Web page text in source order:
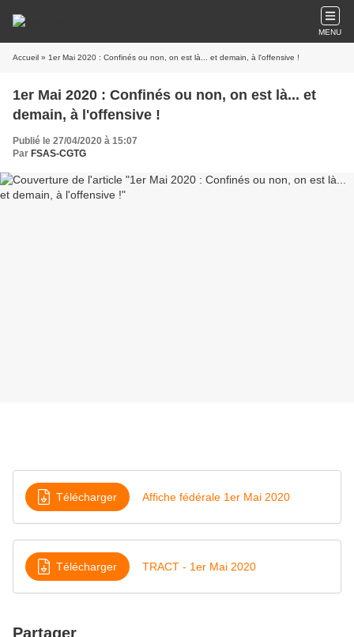
MENU
Accueil » 1er Mai 2020 : Confinés ou non, on est là... et demain, à l'offensive !
1er Mai 2020 : Confinés ou non, on est là... et
demain, à l'offensive !
Publié le 27/04/2020 à 15:07
Par FSAS-CGTG
Télécharger Affiche fédérale 1er Mai 2020
Télécharger TRACT - 1er Mai 2020
Partager